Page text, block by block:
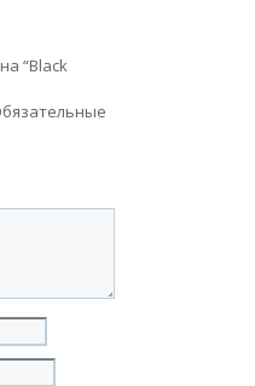
“Black